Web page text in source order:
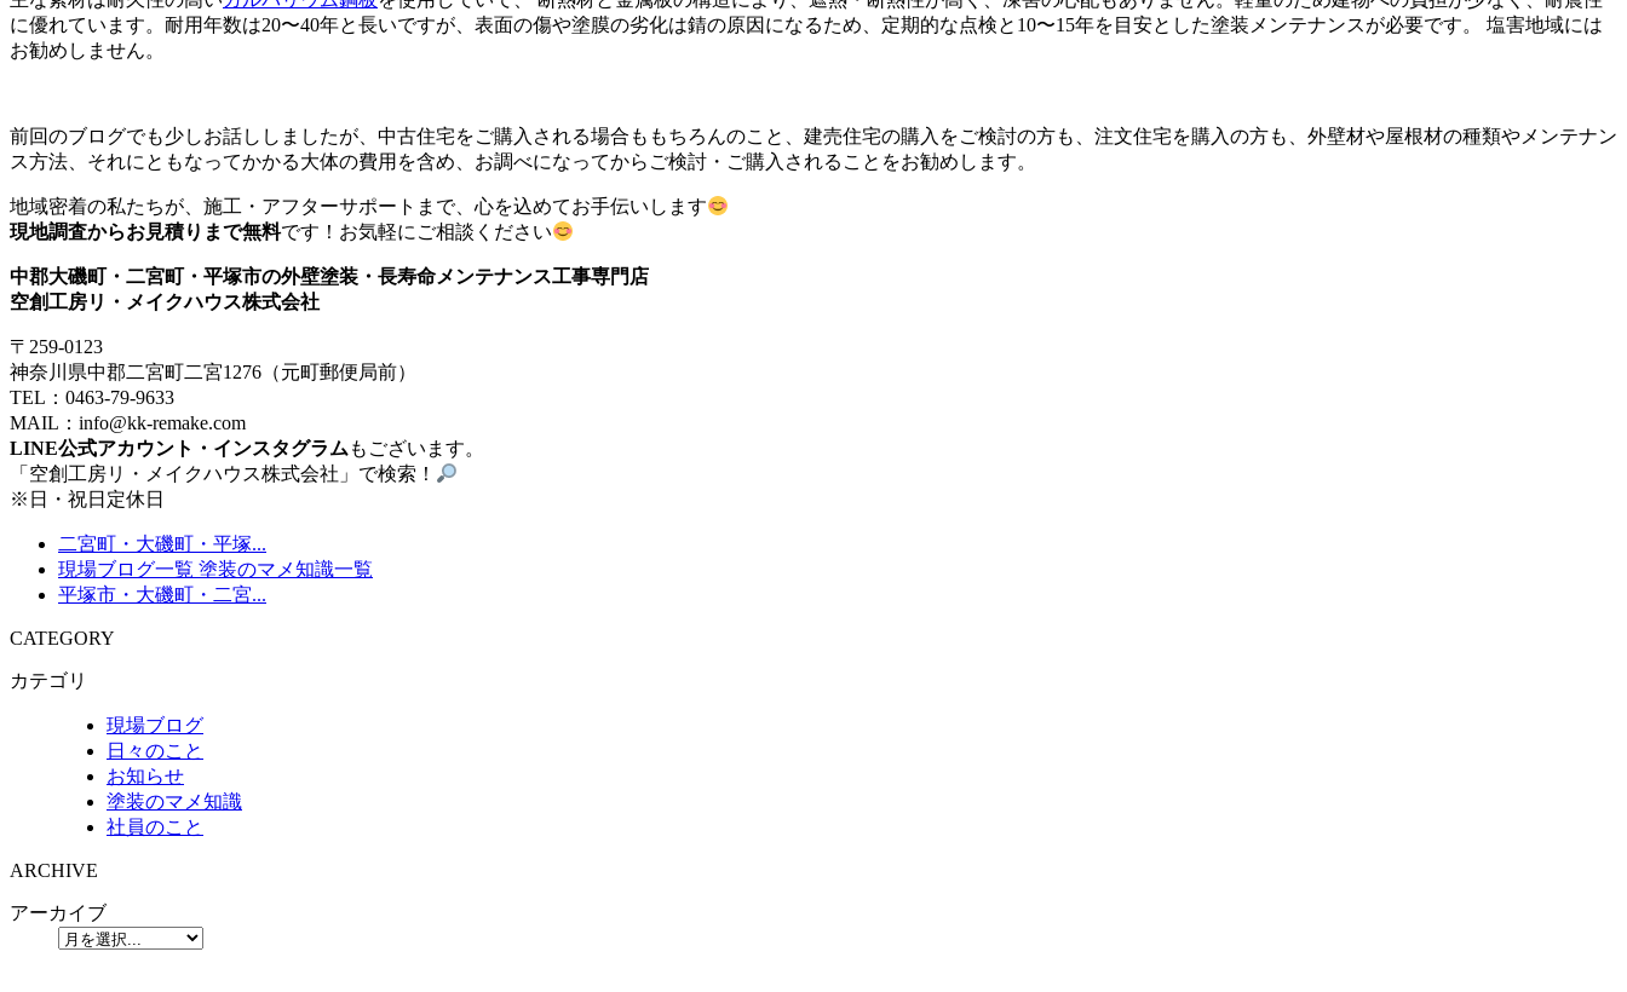
に優れています。耐用年数は20〜40年と長いですが、表面の傷や塗膜の劣化は錆の原因になるため、定期的な点検と10〜15年を目安とした塗装メンテナンスが必要です。 塩害地域には
お勧めしません。
前回のブログでも少しお話ししましたが、中古住宅をご購入される場合ももちろんのこと、建売住宅の購入をご検討の方も、注文住宅を購入の方も、外壁材や屋根材の種類やメンテナン
ス方法、それにともなってかかる大体の費用を含め、お調べになってからご検討・ご購入されることをお勧めします。
地域密着の私たちが、施工・アフターサポートまで、心を込めてお手伝いします
現地調査からお見積りまで無料です！お気軽にご相談ください
中郡大磯町・二宮町・平塚市の外壁塗装・長寿命メンテナンス工事専門店
空創工房リ・メイクハウス株式会社
〒259-0123
神奈川県中郡二宮町二宮1276（元町郵便局前）
TEL：0463-79-9633
MAIL：info@kk-remake.com
LINE公式アカウント・インスタグラム もございます。
「空創工房リ・メイクハウス株式会社」で検索！
※日・祝日定休日
二宮町・大磯町・平塚...
現場ブログ一覧 塗装のマメ知識一覧
平塚市・大磯町・二宮...
CATEGORY
カテゴリ
現場ブログ
日々のこと
お知らせ
塗装のマメ知識
社員のこと
ARCHIVE
アーカイブ